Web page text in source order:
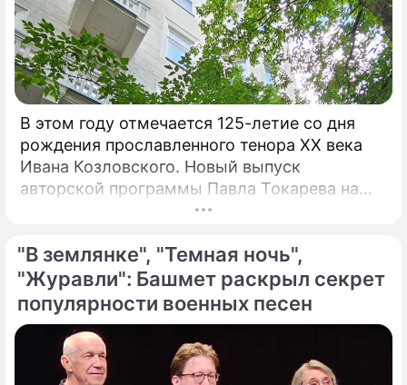
В этом году отмечается 125-летие со дня
рождения прославленного тенора XX века
Ивана Козловского. Новый выпуск
авторской программы Павла Токарева на
платформе VK "Сады искусств" посвящен
столетия Козловский являлся не просто
популярным певцом, а считался богом и
идолом для всего советского народа", –
говорит Токарев.
"В землянке", "Темная ночь",
"Журавли": Башмет раскрыл секрет
популярности военных песен